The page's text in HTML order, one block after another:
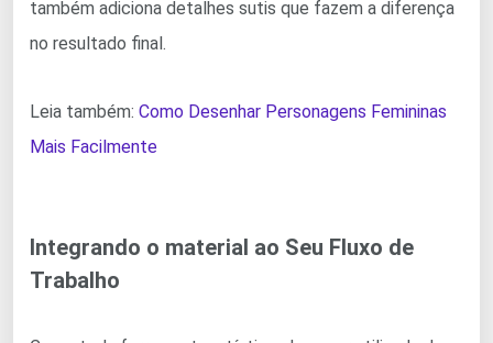
também adiciona detalhes sutis que fazem a diferença
no resultado final.
Leia também: Como Desenhar Personagens Femininas
Mais Facilmente
Integrando o material ao Seu Fluxo de
Trabalho